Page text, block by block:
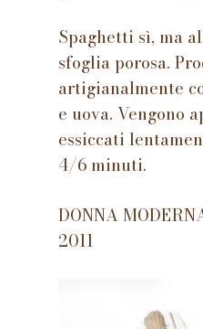
Spaghetti sì, ma
sfoglia porosa.
artigianalmente
e uova. Vengono
essiccati
4/6 minuti.
DONNA
2011